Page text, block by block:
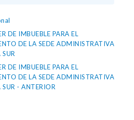
DE IMBUEBLE PARA EL
DE LA SEDE ADMINISTRATIVA
DE IMBUEBLE PARA EL
DE LA SEDE ADMINISTRATIVA
- ANTERIOR